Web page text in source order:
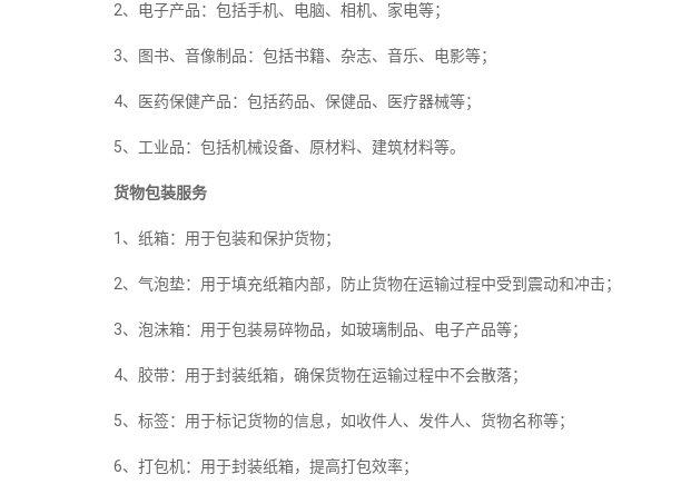
2、电子产品：包括手机、电脑、相机、家电等；
3、图书、音像制品：包括书籍、杂志、音乐、电影等；
4、医药保健产品：包括药品、保健品、医疗器械等；
5、工业品：包括机械设备、原材料、建筑材料等。
货物包装服务
1、纸箱：用于包装和保护货物；
2、气泡垫：用于填充纸箱内部，防止货物在运输过程中受到震动和冲击；
3、泡沫箱：用于包装易碎物品，如玻璃制品、电子产品等；
4、胶带：用于封装纸箱，确保货物在运输过程中不会散落；
5、标签：用于标记货物的信息，如收件人、发件人、货物名称等；
6、打包机：用于封装纸箱，提高打包效率；